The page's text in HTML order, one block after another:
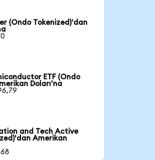
(Ondo Tokenized)'dan
ETF (Ondo
Doları'na
and Tech Active
Amerikan